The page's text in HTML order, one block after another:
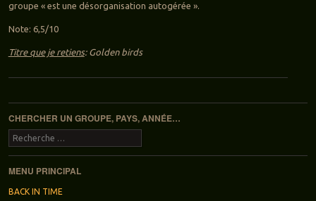
groupe « est une désorganisation autogérée ».
Note: 6,5/10
Titre que je retiens: Golden birds
Navigation des articles
CHERCHER UN GROUPE, PAYS, ANNÉE…
Recherche
MENU PRINCIPAL
BACK IN TIME